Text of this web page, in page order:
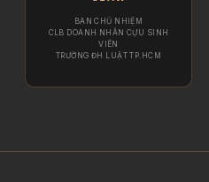
BAN CHỦ NHIỆM
CLB DOANH NHÂN CỰU SINH
VIÊN
TRƯỜNG ĐH LUẬT TP.HCM